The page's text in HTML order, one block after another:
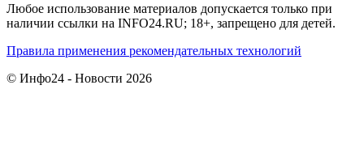
Любое использование материалов допускается только при
наличии ссылки на INFO24.RU; 18+, запрещено для детей.
Правила применения рекомендательных технологий
© Инфо24 - Новости 2026